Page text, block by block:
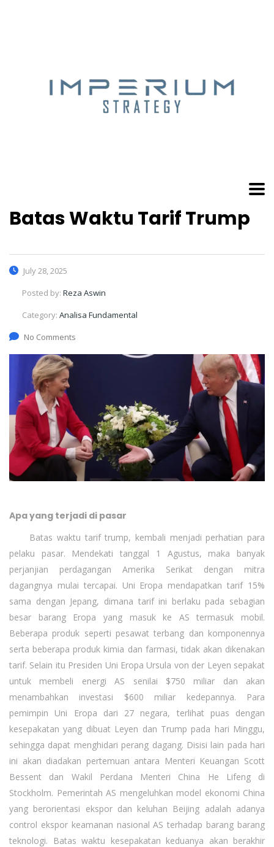
Batas Waktu Tarif Trump
July 28, 2025
Posted by: Reza Aswin
Category: Analisa Fundamental
No Comments
Apa yang terjadi di pasar
Batas waktu tarif trump, kembali menjadi perhatian para
pelaku pasar. Mendekati tanggal 1 Agustus, maka banyak
perjanjian perdagangan Amerika Serikat dengan mitra
dagangnya mulai tercapai. Uni Eropa mendapatkan tarif 15%
sama dengan Jepang, dimana tarif ini berlaku pada sebagian
besar barang Eropa yang masuk ke AS termasuk mobil.
Beberapa produk seperti pesawat terbang dan komponennya
serta beberapa produk kimia dan farmasi, tidak akan dikenakan
tarif. Selain itu Presiden Uni Eropa Ursula von der Leyen sepakat
untuk membeli energi AS senilai $750 miliar dan akan
menambahkan investasi $600 miliar kedepannya. Para
pemimpin Uni Eropa dari 27 negara, terlihat puas dengan
kesepakatan yang dibuat Leyen dan Trump pada hari Minggu,
sehingga dapat menghidari perang dagang. Disisi lain pada hari
ini akan diadakan pertemuan antara Menteri Keuangan Scott
Bessent dan Wakil Perdana Menteri China He Lifeng di
Stockholm. Pemerintah AS mengeluhkan model ekonomi China
yang berorientasi ekspor dan keluhan Beijing adalah adanya
control ekspor keamanan nasional AS terhadap barang barang
teknologi. Batas waktu kesepakatan keduanya akan berakhir